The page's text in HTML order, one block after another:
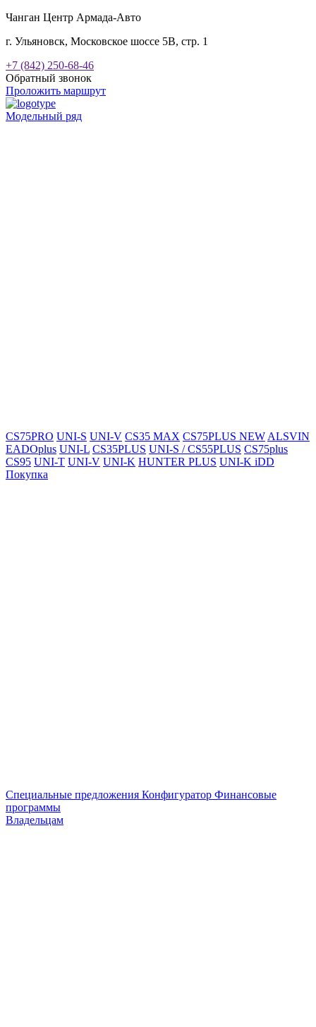
Чанган Центр Армада-Авто
г. Ульяновск, Московское шоссе 5В, стр. 1
+7 (842) 250-68-46
Обратный звонок
Проложить маршрут
Модельный ряд
CS75PRO UNI-S UNI-V CS35 MAX CS75PLUS NEW ALSVIN
EADOplus UNI-L CS35PLUS UNI-S / CS55PLUS CS75plus
CS95 UNI-T UNI-V UNI-K HUNTER PLUS UNI-K iDD
Покупка
Специальные предложения Конфигуратор Финансовые
программы
Владельцам